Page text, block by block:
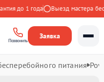
до 1 года Выезд мастера
Позвонить
Заявка
питания